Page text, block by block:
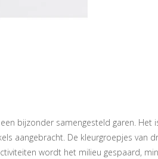
bijzonder samengesteld garen.
aangebracht. De kleurgroepjes
wordt het milieu gespaard,